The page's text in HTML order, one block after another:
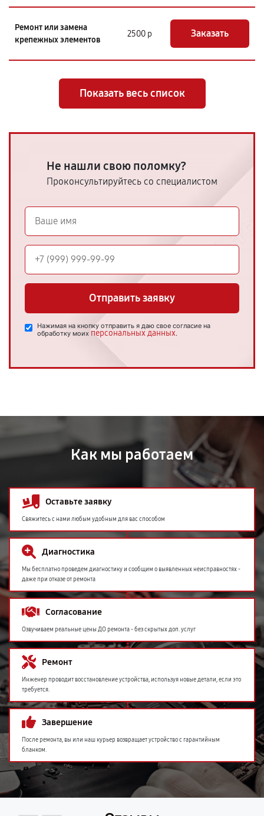
Ремонт или замена
крепежных элементов
2500 р Заказать
Показать весь список
Не нашли свою поломку?
Проконсультируйтесь со специалистом
Отправить заявку
Нажимая на кнопку отправить я даю свое согласие на
обработку моих персональных данных.
Как мы работаем
Оставьте заявку
Свяжитесь с нами любым удобным для вас способом
Диагностика
Мы бесплатно проведем диагностику и сообщим о выявленных неисправностях -
даже при отказе от ремонта
Согласование
Озвучиваем реальные цены ДО ремонта - без скрытых доп. услуг
Ремонт
Инженер проводит восстановление устройства, используя новые детали, если это
требуется.
Завершение
После ремонта, вы или наш курьер возвращает устройство с гарантийным
бланком.